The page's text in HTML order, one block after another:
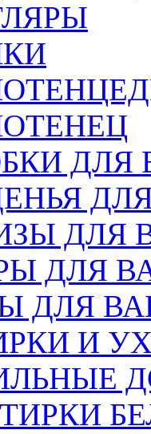
ДЛЯ
ДЛЯ
ДЛЯ
ДЛЯ
И